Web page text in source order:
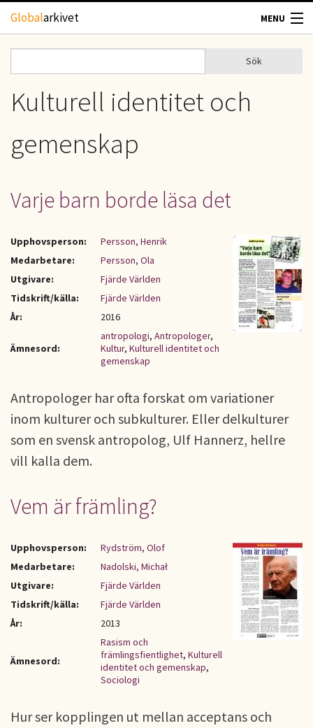
Hoppa till huvudinnehåll
Globalarkivet MENU
TIDSKRIFTER
GEOGRAFI
OM OSS
KONTAKT
Sökformulär
Sök
Kulturell identitet och
gemenskap
Varje barn borde läsa det
Upphovsperson:
Persson, Henrik
Medarbetare:
Persson, Ola
Utgivare:
Fjärde Världen
Tidskrift/källa:
Fjärde Världen
År:
2016
Ämnesord:
antropologi, Antropologer,
Kultur, Kulturell identitet och
gemenskap
Antropologer har ofta forskat om variationer
inom kulturer och subkulturer. Eller delkulturer
som en svensk antropolog, Ulf Hannerz, hellre
vill kalla dem.
Vem är främling?
Upphovsperson:
Rydström, Olof
Medarbetare:
Nadolski, Michał
Utgivare:
Fjärde Världen
Tidskrift/källa:
Fjärde Världen
År:
2013
Ämnesord:
Rasism och
främlingsfientlighet, Kulturell
identitet och gemenskap,
Sociologi
Hur ser kopplingen ut mellan acceptans och